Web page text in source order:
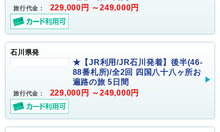
旅行代金： 229,000円 ～249,000円
石川県発
★【JR利用/JR石川発着】後半(46-
88番札所)/全2回 四国八十八ヶ所お
遍路の旅 5日間
旅行代金： 229,000円 ～249,000円